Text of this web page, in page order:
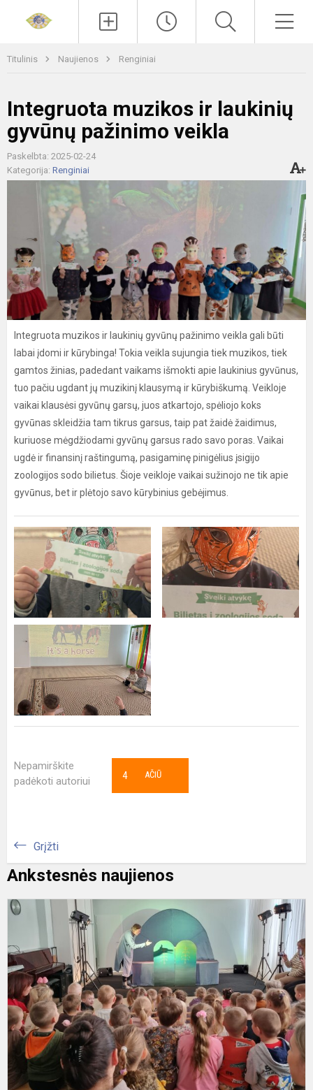
Titulinis Naujienos Renginiai
Integruota muzikos ir laukinių
gyvūnų pažinimo veikla
Paskelbta: 2025-02-24
Kategorija: Renginiai
Integruota muzikos ir laukinių gyvūnų pažinimo veikla gali būti
labai įdomi ir kūrybinga! Tokia veikla sujungia tiek muzikos, tiek
gamtos žinias, padedant vaikams išmokti apie laukinius gyvūnus,
tuo pačiu ugdant jų muzikinį klausymą ir kūrybiškumą. Veikloje
vaikai klausėsi gyvūnų garsų, juos atkartojo, spėliojo koks
gyvūnas skleidžia tam tikrus garsus, taip pat žaidė žaidimus,
kuriuose mėgdžiodami gyvūnų garsus rado savo poras. Vaikai
ugdė ir finansinį raštingumą, pasigaminę pinigėlius įsigijo
zoologijos sodo bilietus. Šioje veikloje vaikai sužinojo ne tik apie
gyvūnus, bet ir plėtojo savo kūrybinius gebėjimus.
Nepamirškite
padėkoti autoriui
AČIŪ
4
Grįžti
Ankstesnės naujienos